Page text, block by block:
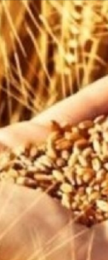
Tribune
بالعربي